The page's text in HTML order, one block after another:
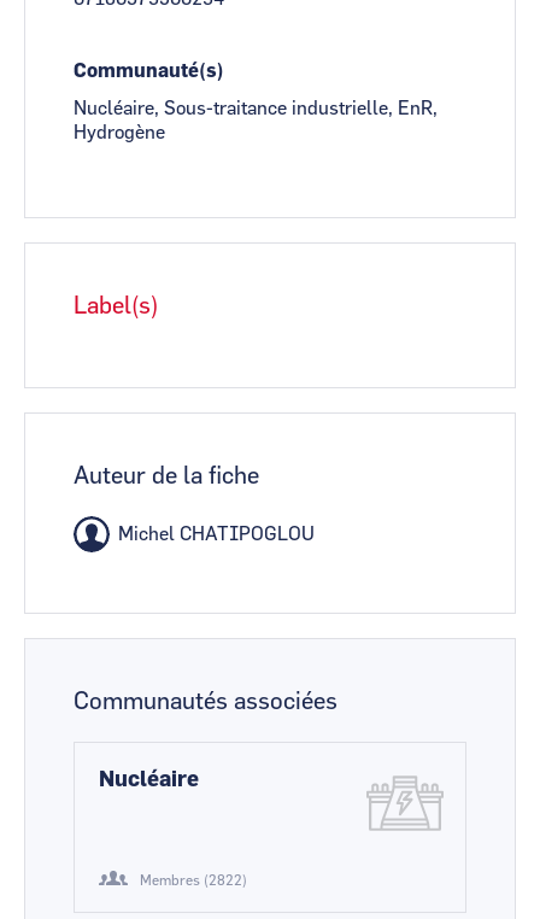
Communauté(s)
Nucléaire, Sous-traitance industrielle, EnR,
Hydrogène
Label(s)
Auteur de la fiche
Michel CHATIPOGLOU
Communautés associées
Nucléaire
Membres (2822)